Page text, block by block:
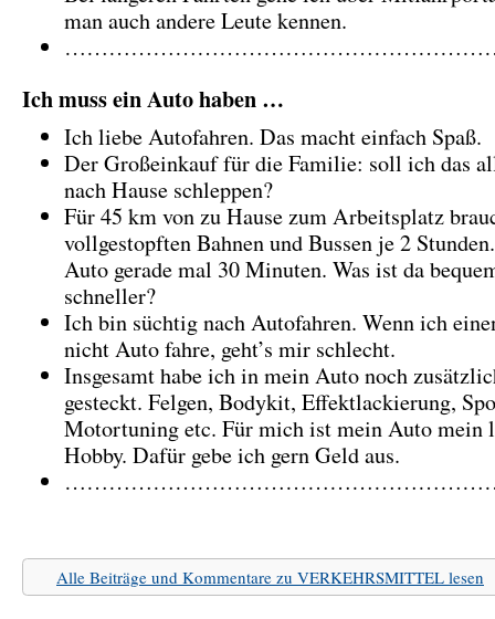
man auch andere Leute kennen.
Ichmuss ein Auto haben …
Ich liebe Autofahren. Das macht einfach Spaß.
Der Großeinkauf für die Familie: soll ich das
nach Hause schleppen?
Für 45 km von zu Hause zum Arbeitsplatz
vollgestopften Bahnen und Bussen je 2
Auto gerade mal 30 Minuten. Was ist da
schneller?
Ich bin süchtig nach Autofahren. Wenn ich
nicht Auto fahre, geht’s mir schlecht.
Insgesamt habe ich in mein Auto noch
gesteckt. Felgen, Bodykit, Effektlackierung,
Motortuning etc. Für mich ist mein Auto mein
Hobby. Dafür gebe ich gern Geld aus.
Alle Beiträge und Kommentare zu VERKEHRSMITTEL lesen